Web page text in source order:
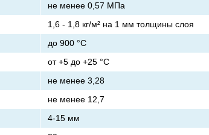
не менее 0,57 МПа
1,6 - 1,8 кг/м² на 1 мм толщины слоя
до 900 °C
от +5 до +25 °C
не менее 3,28
не менее 12,7
4-15 мм